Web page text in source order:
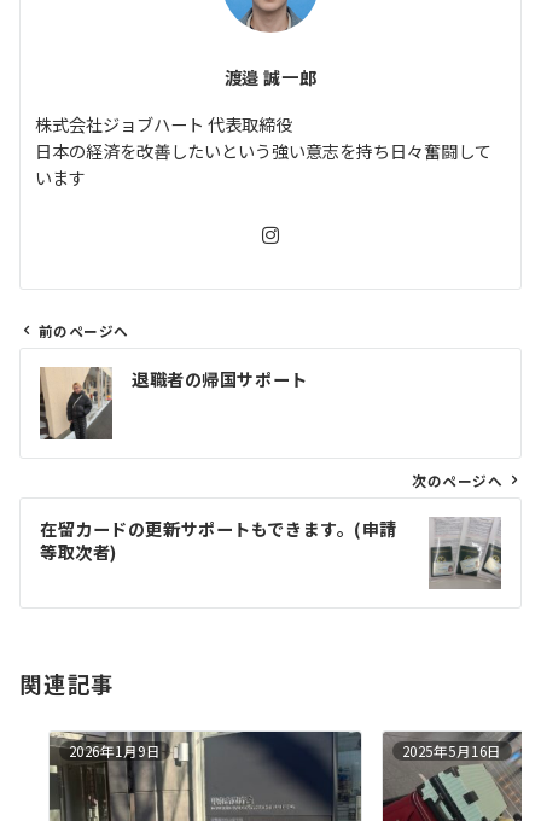
渡邉 誠一郎
株式会社ジョブハート 代表取締役
日本の経済を改善したいという強い意志を持ち日々奮闘して
います
ビ
ン
前のページへ
退職者の帰国サポート
次のページへ
在留カードの更新サポートもできます。(申請
等取次者)
関連記事
2026年1月9日 2025年5月16日